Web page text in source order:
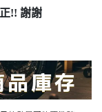
!! 謝謝